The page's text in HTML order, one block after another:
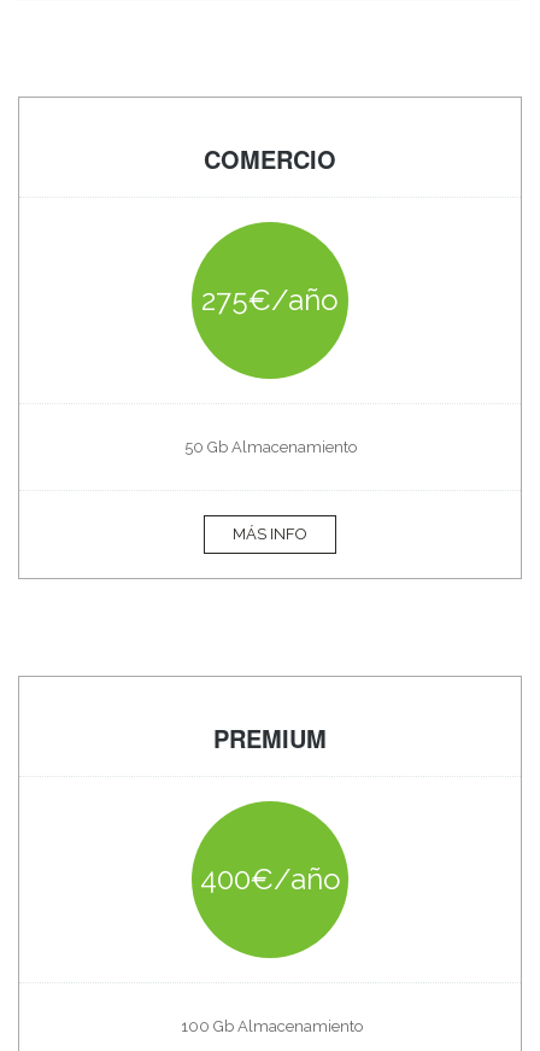
COMERCIO
275€/año
50 Gb Almacenamiento
MÁS INFO
PREMIUM
400€/año
100 Gb Almacenamiento